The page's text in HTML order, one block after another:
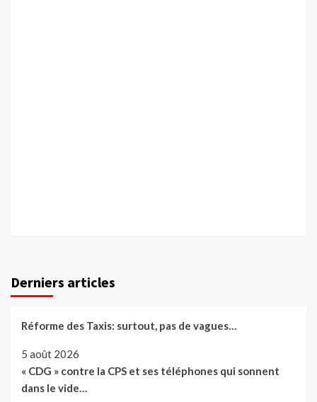
Derniers articles
Réforme des Taxis: surtout, pas de vagues…
5 août 2026
« CDG » contre la CPS et ses téléphones qui sonnent
dans le vide…